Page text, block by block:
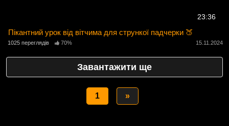
23:36
Пікантний урок від вітчима для стрункої падчерки 🍑
1025 переглядів 70% 15.11.2024
Завантажити ще
1 »